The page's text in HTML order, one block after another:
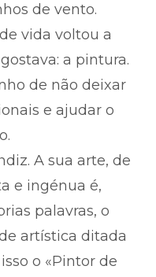
de vento.
vida voltou a
a pintura.
de não deixar
e ajudar o
A sua arte, de
e ingénua é,
palavras, o
artística ditada
o «Pintor de